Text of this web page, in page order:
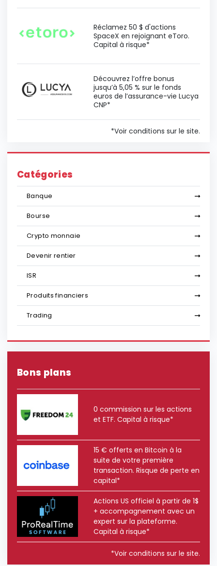
Réclamez 50 $ d'actions
SpaceX en rejoignant eToro.
Capital à risque*
Découvrez l’offre bonus
jusqu’à 5,05 % sur le fonds
euros de l’assurance-vie Lucya
CNP*
*Voir conditions sur le site.
Catégories
Banque
Bourse
Crypto monnaie
Devenir rentier
ISR
Produits financiers
Trading
Bons plans
0 commission sur les actions
et ETF. Capital à risque*
15 € offerts en Bitcoin à la
suite de votre première
transaction. Risque de perte en
capital*
Actions US officiel à partir de 1$
+ accompagnement avec un
expert sur la plateforme.
Capital à risque*
*Voir conditions sur le site.